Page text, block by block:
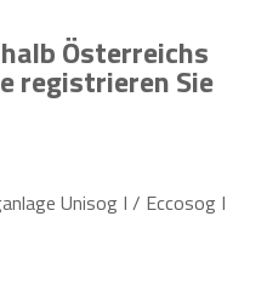
Österreichs
registrieren Sie
Unisog I / Eccosog I